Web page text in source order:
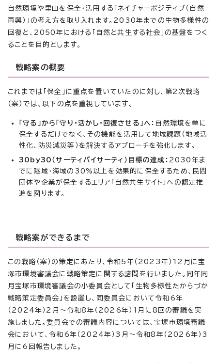
自然環境や里山を保全・活用する「ネイチャーポジティブ（自然
再興）」の考え方を取り入れます。2030年までの生物多様性の
回復と、2050年における「自然と共生する社会」の基盤をつく
ることを目的とします。
戦略案の概要
これまでは「保全」に重点を置いていたのに対し、第2次戦略
（案）では、以下の点を重視しています。
「守る」から「守り・活かし・回復させる」へ： 自然環境を単に
保全するだけでなく、その機能を活用して地域課題（地域活
性化、防災減災等）を解決するアプローチを強化します。
30by30（サーティバイサーティ）目標の達成： 2030年ま
でに陸域・海域の30%以上を効果的に保全するため、民間
団体や企業が保全するエリア「自然共生サイト」への認定推
進を図ります。
戦略案ができるまで
この戦略（案）の策定にあたり、令和5年（2023年）12月に宝
塚市環境審議会に戦略策定に関する諮問を行いました。同年同
月宝塚市環境審議会の小委員会として「生物多様性たからづか
戦略策定委員会」を設置し、同委員会において令和6年
（2024年）2月～令和8年（2026年）1月に8回の審議を実
施しました。委員会での審議内容については、宝塚市環境審議
会において、令和6年（2024年）3月～令和8年（2026年）3
月に6回報告しました。